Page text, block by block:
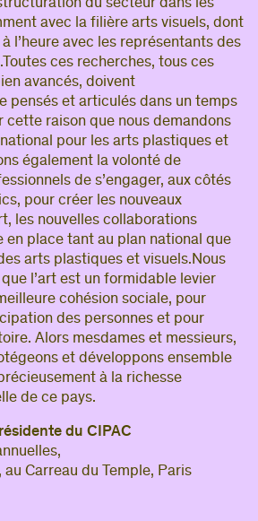
du secteur dans les
avec la filière arts visuels, dont
l’heure avec les représentants des
ces recherches, tous ces
avancés, doivent
pensés et articulés dans un temps
cette raison que nous demandons
pour les arts plastiques et
également la volonté de
de s’engager, aux côtés
pour créer les nouveaux
les nouvelles collaborations
en place tant au plan national que
arts plastiques et visuels.Nous
l’art est un formidable levier
cohésion sociale, pour
des personnes et pour
Alors mesdames et messieurs,
et développons ensemble
à la richesse
de ce pays.
du CIPAC
Carreau du Temple, Paris